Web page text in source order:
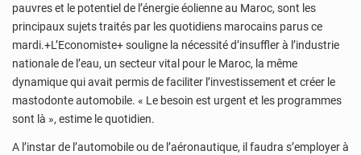
pauvres et le potentiel de l’énergie éolienne au Maroc, sont les
principaux sujets traités par les quotidiens marocains parus ce
mardi.+L’Economiste+ souligne la nécessité d’insuffler à l’industrie
nationale de l’eau, un secteur vital pour le Maroc, la même
dynamique qui avait permis de faciliter l’investissement et créer le
mastodonte automobile. « Le besoin est urgent et les programmes
sont là », estime le quotidien.
A l’instar de l’automobile ou de l’aéronautique, il faudra s’employer à